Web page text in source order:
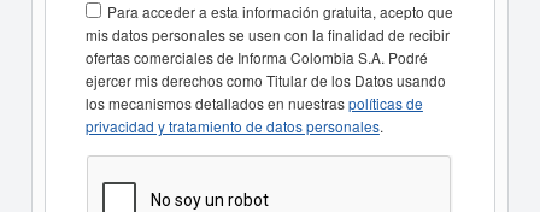
Para acceder a esta información gratuita, acepto que
mis datos personales se usen con la finalidad de recibir
ofertas comerciales de Informa Colombia S.A. Podré
ejercer mis derechos como Titular de los Datos usando
los mecanismos detallados en nuestraspolíticas de
privacidad y tratamiento de datos personales.